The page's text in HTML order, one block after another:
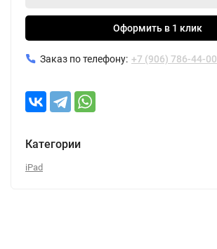
Оформить в 1 клик
Заказ по телефону: +7 (906) 786-44-00
Категории
iPad